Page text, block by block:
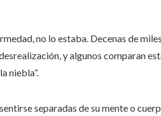
no lo estaba. Decenas de
y algunos comparan
niebla”.
separadas de su mente o